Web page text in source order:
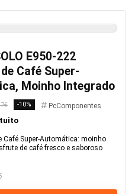
E950-222
Café Super-
Moinho Integrado
-10% PcComponentes
Café Super-Automática: moinho
de café fresco e saboroso